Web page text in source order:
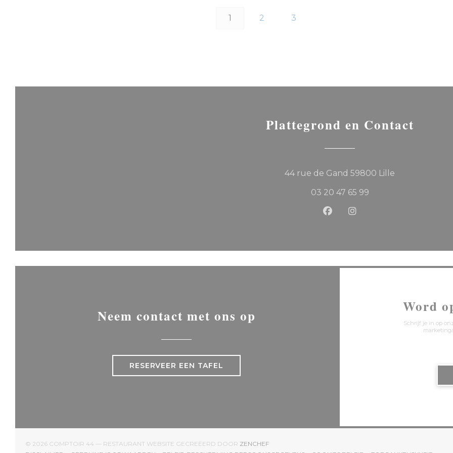
1 2 3
Plattegrond en Contact
44 rue de Gand 59800 Lille
03 20 47 65 99
Facebook ((opent in een
Instagram ((opent in
Neem contact met ons op
RESERVEER EEN TAFEL
Word
Schrijf je in op
© 2026 COMPTOIR 44 — RESTAURANT WEBSITE GECREËERD DOOR ZENCHEF((OPENT IN EEN NIEUW VENSTER))